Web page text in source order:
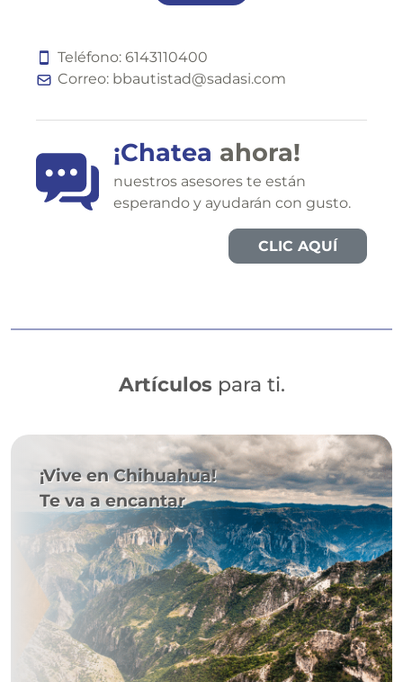
Teléfono: 6143110400
Correo: bbautistad@sadasi.com
¡Chatea ahora!
nuestros asesores te están
esperando y ayudarán con gusto.
CLIC AQUÍ
Artículos para ti.
¡Vive en Chihuahua!
Te va a encantar